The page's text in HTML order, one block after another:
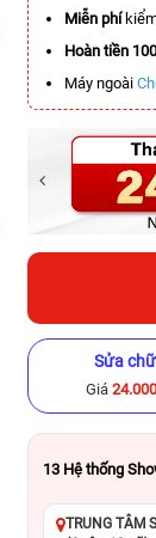
-8.500.000đ
Miễn phí
Hoàn tiền
Máy ngoài
Sửa
Giá
13 Hệ thống
TRUNG TÂM